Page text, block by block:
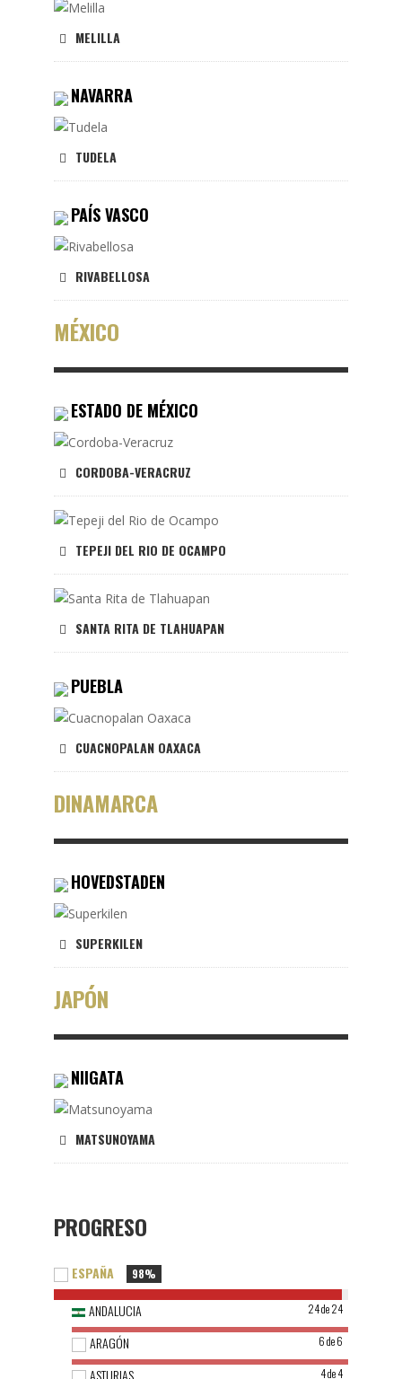
MELILLA
NAVARRA
TUDELA
PAÍS VASCO
RIVABELLOSA
MÉXICO
ESTADO DE MÉXICO
CORDOBA-VERACRUZ
TEPEJI DEL RIO DE OCAMPO
SANTA RITA DE TLAHUAPAN
PUEBLA
CUACNOPALAN OAXACA
DINAMARCA
HOVEDSTADEN
SUPERKILEN
JAPÓN
NIIGATA
MATSUNOYAMA
PROGRESO
ESPAÑA 98%
ANDALUCIA 24 de 24
ARAGÓN 6 de 6
ASTURIAS 4 de 4